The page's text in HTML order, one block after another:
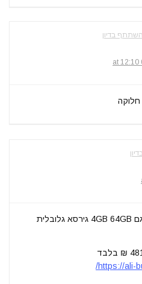
בדיון
חלוקה
https://ali-